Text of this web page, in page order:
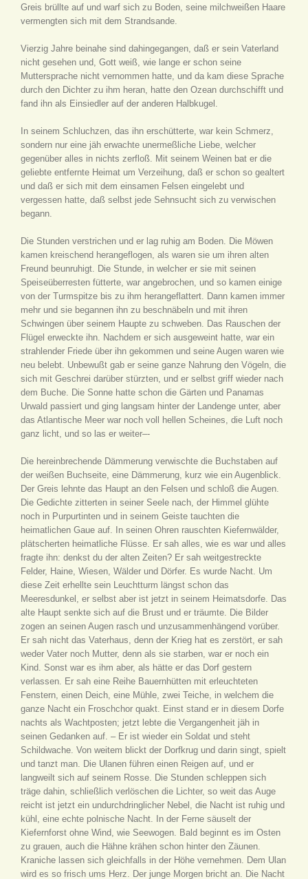
Greis brüllte auf und warf sich zu Boden, seine milchweißen Haare
vermengten sich mit dem Strandsande.
Vierzig Jahre beinahe sind dahingegangen, daß er sein Vaterland
nicht gesehen und, Gott weiß, wie lange er schon seine
Muttersprache nicht vernommen hatte, und da kam diese Sprache
durch den Dichter zu ihm heran, hatte den Ozean durchschifft und
fand ihn als Einsiedler auf der anderen Halbkugel.
In seinem Schluchzen, das ihn erschütterte, war kein Schmerz,
sondern nur eine jäh erwachte unermeßliche Liebe, welcher
gegenüber alles in nichts zerfloß. Mit seinem Weinen bat er die
geliebte entfernte Heimat um Verzeihung, daß er schon so gealtert
und daß er sich mit dem einsamen Felsen eingelebt und
vergessen hatte, daß selbst jede Sehnsucht sich zu verwischen
begann.
Die Stunden verstrichen und er lag ruhig am Boden. Die Möwen
kamen kreischend herangeflogen, als waren sie um ihren alten
Freund beunruhigt. Die Stunde, in welcher er sie mit seinen
Speiseüberresten fütterte, war angebrochen, und so kamen einige
von der Turmspitze bis zu ihm herangeflattert. Dann kamen immer
mehr und sie begannen ihn zu beschnäbeln und mit ihren
Schwingen über seinem Haupte zu schweben. Das Rauschen der
Flügel erweckte ihn. Nachdem er sich ausgeweint hatte, war ein
strahlender Friede über ihn gekommen und seine Augen waren wie
neu belebt. Unbewußt gab er seine ganze Nahrung den Vögeln, die
sich mit Geschrei darüber stürzten, und er selbst griff wieder nach
dem Buche. Die Sonne hatte schon die Gärten und Panamas
Urwald passiert und ging langsam hinter der Landenge unter, aber
das Atlantische Meer war noch voll hellen Scheines, die Luft noch
ganz licht, und so las er weiter–-
Die hereinbrechende Dämmerung verwischte die Buchstaben auf
der weißen Buchseite, eine Dämmerung, kurz wie ein Augenblick.
Der Greis lehnte das Haupt an den Felsen und schloß die Augen.
Die Gedichte zitterten in seiner Seele nach, der Himmel glühte
noch in Purpurtinten und in seinem Geiste tauchten die
heimatlichen Gaue auf. In seinen Ohren rauschten Kiefernwälder,
plätscherten heimatliche Flüsse. Er sah alles, wie es war und alles
fragte ihn: denkst du der alten Zeiten? Er sah weitgestreckte
Felder, Haine, Wiesen, Wälder und Dörfer. Es wurde Nacht. Um
diese Zeit erhellte sein Leuchtturm längst schon das
Meeresdunkel, er selbst aber ist jetzt in seinem Heimatsdorfe. Das
alte Haupt senkte sich auf die Brust und er träumte. Die Bilder
zogen an seinen Augen rasch und unzusammenhängend vorüber.
Er sah nicht das Vaterhaus, denn der Krieg hat es zerstört, er sah
weder Vater noch Mutter, denn als sie starben, war er noch ein
Kind. Sonst war es ihm aber, als hätte er das Dorf gestern
verlassen. Er sah eine Reihe Bauernhütten mit erleuchteten
Fenstern, einen Deich, eine Mühle, zwei Teiche, in welchem die
ganze Nacht ein Froschchor quakt. Einst stand er in diesem Dorfe
nachts als Wachtposten; jetzt lebte die Vergangenheit jäh in
seinen Gedanken auf. – Er ist wieder ein Soldat und steht
Schildwache. Von weitem blickt der Dorfkrug und darin singt, spielt
und tanzt man. Die Ulanen führen einen Reigen auf, und er
langweilt sich auf seinem Rosse. Die Stunden schleppen sich
träge dahin, schließlich verlöschen die Lichter, so weit das Auge
reicht ist jetzt ein undurchdringlicher Nebel, die Nacht ist ruhig und
kühl, eine echte polnische Nacht. In der Ferne säuselt der
Kiefernforst ohne Wind, wie Seewogen. Bald beginnt es im Osten
zu grauen, auch die Hähne krähen schon hinter den Zäunen.
Kraniche lassen sich gleichfalls in der Höhe vernehmen. Dem Ulan
wird es so frisch ums Herz. Der junge Morgen bricht an. Die Nacht